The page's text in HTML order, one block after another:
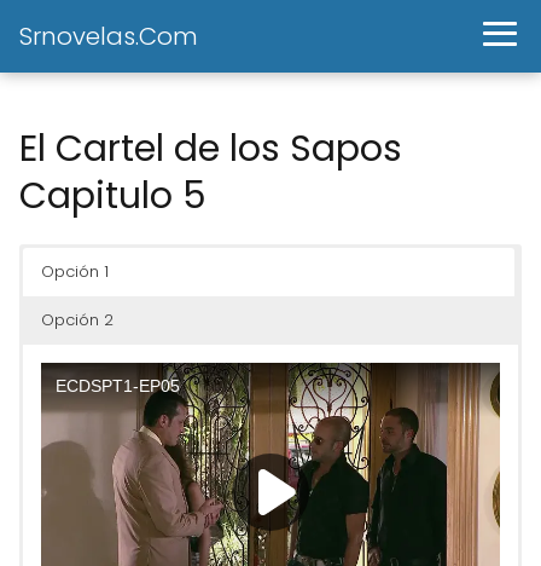
Srnovelas.Com
El Cartel de los Sapos
Capitulo 5
Opción 1
Opción 2